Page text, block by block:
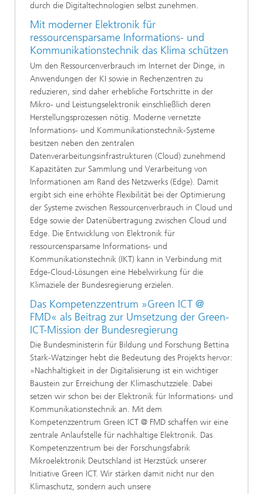
durch die Digitaltechnologien selbst zunehmen.
Mit moderner Elektronik für
ressourcensparsame Informations- und
Kommunikationstechnik das Klima schützen
Um den Ressourcenverbrauch im Internet der Dinge, in
Anwendungen der KI sowie in Rechenzentren zu
reduzieren, sind daher erhebliche Fortschritte in der
Mikro- und Leistungselektronik einschließlich deren
Herstellungsprozessen nötig. Moderne vernetzte
Informations- und Kommunikationstechnik-Systeme
besitzen neben den zentralen
Datenverarbeitungsinfrastrukturen (Cloud) zunehmend
Kapazitäten zur Sammlung und Verarbeitung von
Informationen am Rand des Netzwerks (Edge). Damit
ergibt sich eine erhöhte Flexibilität bei der Optimierung
der Systeme zwischen Ressourcenverbrauch in Cloud und
Edge sowie der Datenübertragung zwischen Cloud und
Edge. Die Entwicklung von Elektronik für
ressourcensparsame Informations- und
Kommunikationstechnik (IKT) kann in Verbindung mit
Edge-Cloud-Lösungen eine Hebelwirkung für die
Klimaziele der Bundesregierung erzielen.
Das Kompetenzzentrum »Green ICT @
FMD« als Beitrag zur Umsetzung der Green-
ICT-Mission der Bundesregierung
Die Bundesministerin für Bildung und Forschung Bettina
Stark-Watzinger hebt die Bedeutung des Projekts hervor:
»Nachhaltigkeit in der Digitalisierung ist ein wichtiger
Baustein zur Erreichung der Klimaschutzziele. Dabei
setzen wir schon bei der Elektronik für Informations- und
Kommunikationstechnik an. Mit dem
Kompetenzzentrum Green ICT @ FMD schaffen wir eine
zentrale Anlaufstelle für nachhaltige Elektronik. Das
Kompetenzzentrum bei der Forschungsfabrik
Mikroelektronik Deutschland ist Herzstück unserer
Initiative Green ICT. Wir stärken damit nicht nur den
Klimaschutz, sondern auch unsere